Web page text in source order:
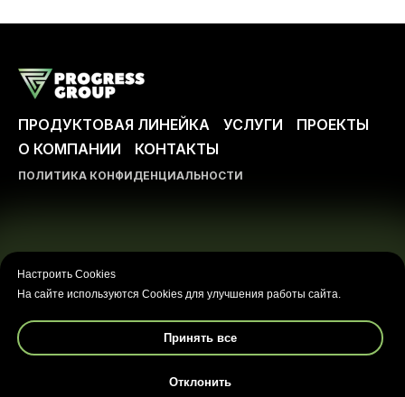
ПРОДУКТОВАЯ ЛИНЕЙКА УСЛУГИ
ПРОЕКТЫ
О КОМПАНИИ
КОНТАКТЫ
ПОЛИТИКА КОНФИДЕНЦИАЛЬНОСТИ
Настроить Cookies
На сайте используются Cookies для улучшения работы сайта.
Принять все
Отклонить
Любое использование либо копирование материалов
или подборки материалов сайта, элементов дизайна и
оформления допускается лишь с разрешения
правообладателя и только со ссылкой на источник:
https://progressgroup.pro
Информация на сайте носит ознакомительный